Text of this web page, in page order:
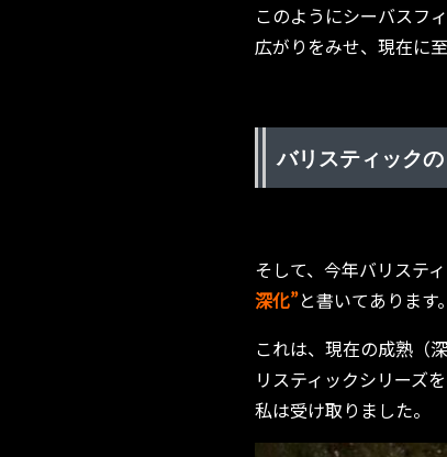
このようにシーバスフ
広がりをみせ、現在に
バリスティックの
そして、今年バリステ
深化”と書いてあります
これは、現在の成熟（
リスティックシリーズ
私は受け取りました。